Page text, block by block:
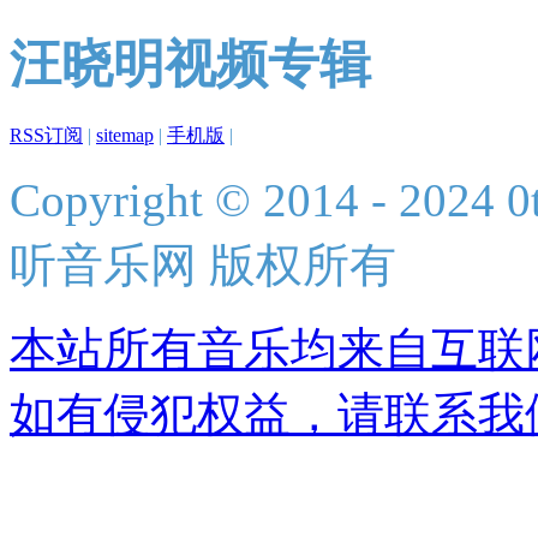
汪晓明视频专辑
RSS订阅 | sitemap | 手机版 |
Copyright © 2014 - 2024
听音乐网 版权所有
本站所有音乐均来自互
如有侵犯权益，请联系